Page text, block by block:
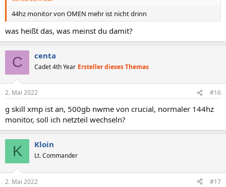
44hz monitor von OMEN mehr ist nicht drinn
was heißt das, was meinst du damit?
C centa
Cadet 4th Year Ersteller dieses Themas
2. Mai 2022 #16
g skill xmp ist an, 500gb nwme von crucial, normaler 144hz
monitor, soll ich netzteil wechseln?
K Kloin
Lt. Commander
2. Mai 2022 #17